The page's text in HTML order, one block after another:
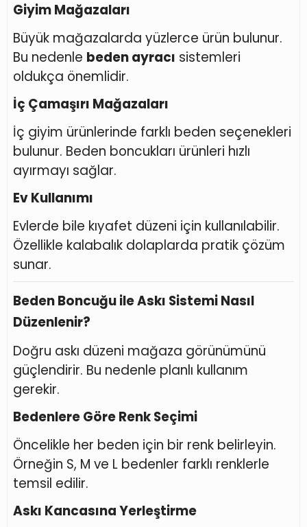
Giyim Mağazaları
Büyük mağazalarda yüzlerce ürün bulunur.
Bu nedenle beden ayracı sistemleri
oldukça önemlidir.
İç Çamaşırı Mağazaları
İç giyim ürünlerinde farklı beden seçenekleri
bulunur. Beden boncukları ürünleri hızlı
ayırmayı sağlar.
Ev Kullanımı
Evlerde bile kıyafet düzeni için kullanılabilir.
Özellikle kalabalık dolaplarda pratik çözüm
sunar.
Beden Boncuğu ile Askı Sistemi Nasıl
Düzenlenir?
Doğru askı düzeni mağaza görünümünü
güçlendirir. Bu nedenle planlı kullanım
gerekir.
Bedenlere Göre Renk Seçimi
Öncelikle her beden için bir renk belirleyin.
Örneğin S, M ve L bedenler farklı renklerle
temsil edilir.
Askı Kancasına Yerleştirme